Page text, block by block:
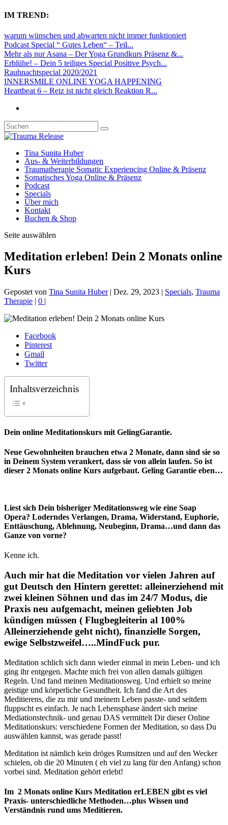
IM TREND:
warum wünschen und abwarten nicht immer funktioniert
Podcast Special “ Gutes Leben“ – Teil...
Mehr als nur Asana – Der Yoga Grundkurs Präsenz &...
Erblühe! – Dein 5 teiliges Special Positive Psych...
Rauhnachtspecial 2020/2021
INNERSMILE ONLINE YOGA HAPPENING
Heartbeat 6 – Reiz ist nicht gleich Reaktion R...
Tina Sunita Huber
Aus- & Weiterbildungen
Traumatherapie Somatic Experiencing Online & Präsenz
Somatisches Yoga Online & Präsenz
Podcast
Specials
Über mich
Kontakt
Buchen & Shop
Seite auswählen
Meditation erleben! Dein 2 Monats online
Kurs
Gepostet von Tina Sunita Huber| Dez. 29, 2023 | Specials, Trauma
Therapie | 0 |
Facebook
Pinterest
Gmail
Twitter
Inhaltsverzeichnis
Dein online Meditationskurs mit GelingGarantie.
Neue Gewohnheiten brauchen etwa 2 Monate, dann sind sie so
in Deinem System verankert, dass sie von allein laufen. So ist
dieser 2 Monats online Kurs aufgebaut. Geling Garantie eben…
Liest sich Dein bisheriger Meditationsweg wie eine Soap
Opera? Loderndes Verlangen, Drama, Widerstand, Euphorie,
Enttäuschung, Ablehnung, Neubeginn, Drama…und dann das
Ganze von vorne?
Kenne ich.
Auch mir hat die Meditation vor vielen Jahren auf
gut Deutsch den Hintern gerettet: alleinerziehend mit
zwei kleinen Söhnen und das im 24/7 Modus, die
Praxis neu aufgemacht, meinen geliebten Job
kündigen müssen ( Flugbegleiterin al 100%
Alleinerziehende geht nicht), finanzielle Sorgen,
ewige Selbstzweifel…..MindFuck pur.
Meditation schlich sich dann wieder einmal in mein Leben- und ich
ging ihr entgegen. Machte mich frei von allen damals gültigen
Regeln. Und fand meinen Meditationsweg. Und erhielt so meine
geistige und körperliche Gesundheit. Ich fand die Art des
Meditierens, die zu mir und meinem Leben passte- und seitdem
fluppscht es einfach. Je nach Lebensphase ändert sich meine
Mediationstechnik- und genau DAS vermittelt Dir dieser Online
Meditationskurs: verschiedene Formen der Meditation, so dass Du
auswählen kannst, was gerade passt!
Meditation ist nämlich kein dröges Rumsitzen und auf den Wecker
schielen, ob die 20 Minuten ( eh viel zu lang für den Anfang) schon
vorbei sind. Meditation gehört erlebt!
Im 2 Monats online Kurs Meditation erLEBEN gibt es viel
Praxis- unterschiedliche Methoden…plus Wissen und
Verständnis rund ums Meditieren.